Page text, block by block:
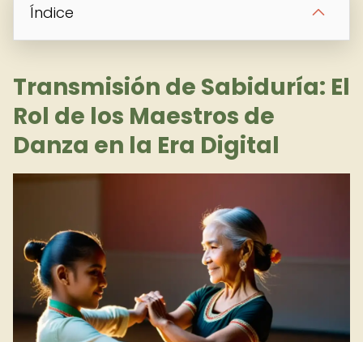
Índice
Transmisión de Sabiduría: El
Rol de los Maestros de
Danza en la Era Digital